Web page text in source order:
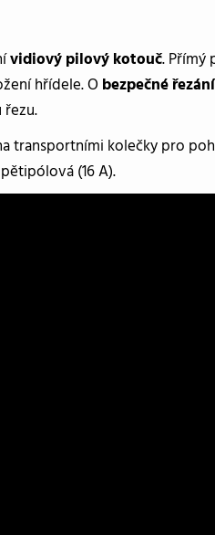
vidiový pilový kotouč. Přímý
hřídele. O bezpečné řezání
transportními kolečky pro
(16 A).